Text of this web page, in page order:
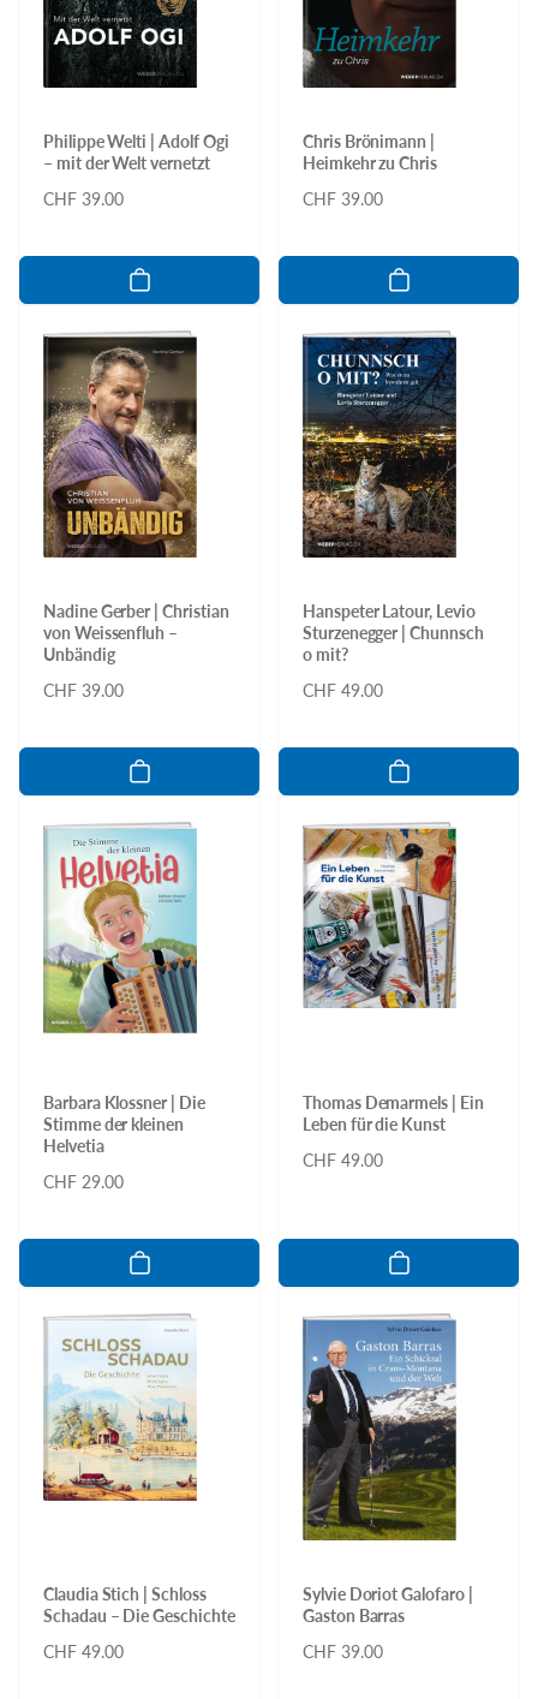
Philippe Welti | Adolf Ogi
– mit der Welt vernetzt
Normaler
CHF 39.00
Chris Brönimann |
Heimkehr zu Chris
Normaler
CHF 39.00
Nadine Gerber | Christian
von Weissenfluh –
Unbändig
Normaler
CHF 39.00
Hanspeter Latour, Levio
Sturzenegger | Chunnsch
o mit?
Normaler
CHF 49.00
Barbara Klossner | Die
Stimme der kleinen
Helvetia
Normaler
CHF 29.00
Thomas Demarmels | Ein
Leben für die Kunst
Normaler
CHF 49.00
Claudia Stich | Schloss
Schadau – Die Geschichte
Normaler
CHF 49.00
Sylvie Doriot Galofaro |
Gaston Barras
Normaler
CHF 39.00